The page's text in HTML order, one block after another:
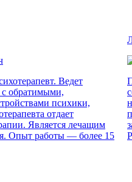
Ведет
обратимыми,
психики,
отдает
Является лечащим
Опыт работы — более 15